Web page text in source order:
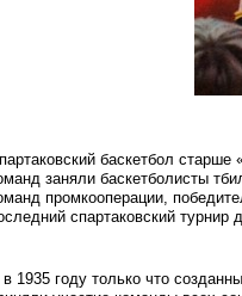
баскетбол
заняли баскетболисты
промкооперации,
спартаковский турнир
1935 году только что